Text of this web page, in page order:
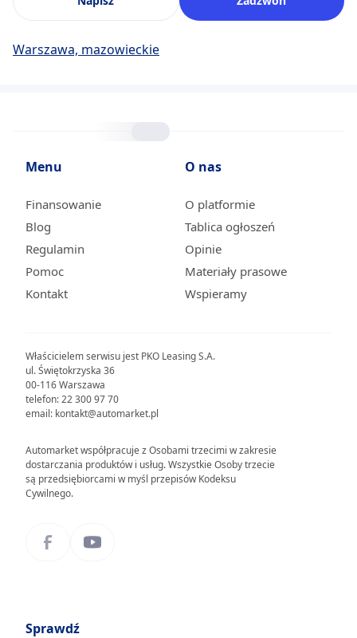
Warszawa, mazowieckie
Właścicielem serwisu jest PKO Leasing S.A.
ul. Świętokrzyska 36
00-116 Warszawa
telefon: 22 300 97 70
email: kontakt@automarket.pl
Automarket współpracuje z Osobami trzecimi w zakresie
dostarczania produktów i usług. Wszystkie Osoby trzecie
są przedsiębiorcami w myśl przepisów Kodeksu
Cywilnego.
Menu
Finansowanie
Blog
Regulamin
Pomoc
Kontakt
O nas
O platformie
Tablica ogłoszeń
Opinie
Materiały prasowe
Wspieramy
Sprawdź